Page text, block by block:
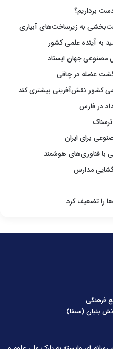
برداریم؟
به زیرساخت‌های آبیاری
به آینده علمی کشور
مصنوعی جهان ایستاد
عضله در چاقی
کشور نقش‌آفرینی بیشتری کند
در فارس
فناوری‌های هوشمند
را تضعیف کرد
فرهنگی
بنیان (ستفا)